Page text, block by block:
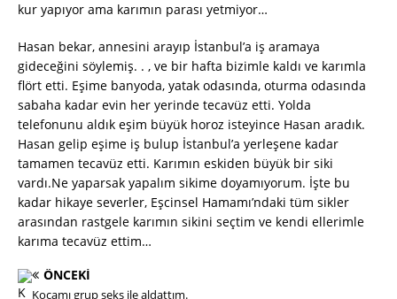
kur yapıyor ama karımın parası yetmiyor…
Hasan bekar, annesini arayıp İstanbul’a iş aramaya
gideceğini söylemiş. . , ve bir hafta bizimle kaldı ve karımla
flört etti. Eşime banyoda, yatak odasında, oturma odasında
sabaha kadar evin her yerinde tecavüz etti. Yolda
telefonunu aldık eşim büyük horoz isteyince Hasan aradık.
Hasan gelip eşime iş bulup İstanbul’a yerleşene kadar
tamamen tecavüz etti. Karımın eskiden büyük bir siki
vardı.Ne yaparsak yapalım sikime doyamıyorum. İşte bu
kadar hikaye severler, Eşcinsel Hamamı’ndaki tüm sikler
arasından rastgele karımın sikini seçtim ve kendi ellerimle
karıma tecavüz ettim…
ÖNCEKI
Kocamı grup seks ile aldattım.